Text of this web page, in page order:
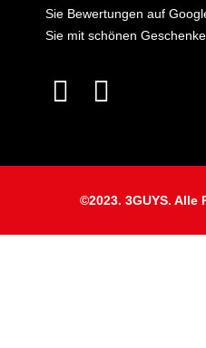
Sie Bewertungen auf
Sie mit schönen
©2023. 3GUYS. Alle